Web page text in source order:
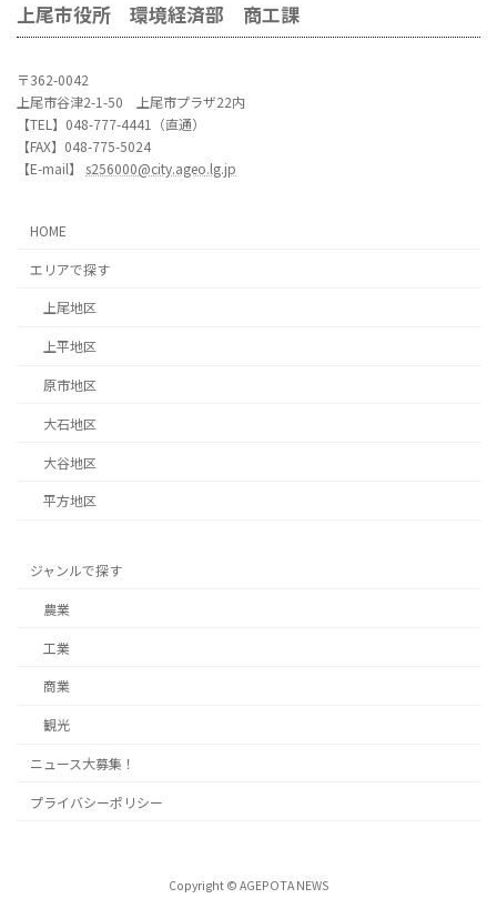
上尾市役所 環境経済部 商工課
〒362-0042
上尾市谷津2-1-50 上尾市プラザ22内
【TEL】048-777-4441（直通）
【FAX】048-775-5024
【E-mail】 s256000@city.ageo.lg.jp
HOME
エリアで探す
上尾地区
上平地区
原市地区
大石地区
大谷地区
平方地区
ジャンルで探す
農業
工業
商業
観光
ニュース大募集！
プライバシーポリシー
Copyright © AGEPOTA NEWS